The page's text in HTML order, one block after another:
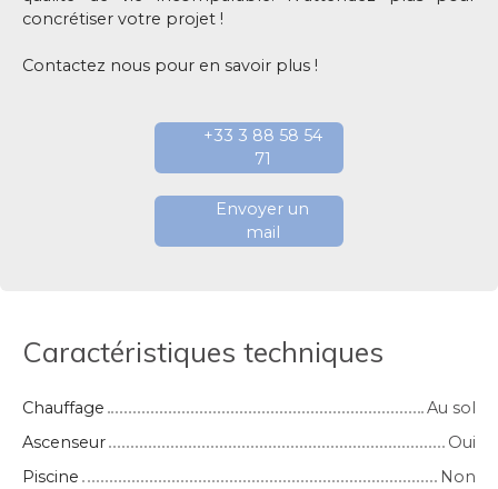
concrétiser votre projet !
Contactez nous pour en savoir plus !
+33 3 88 58 54
71
Envoyer un
mail
Caractéristiques techniques
Chauffage
Au sol
Ascenseur
Oui
Piscine
Non